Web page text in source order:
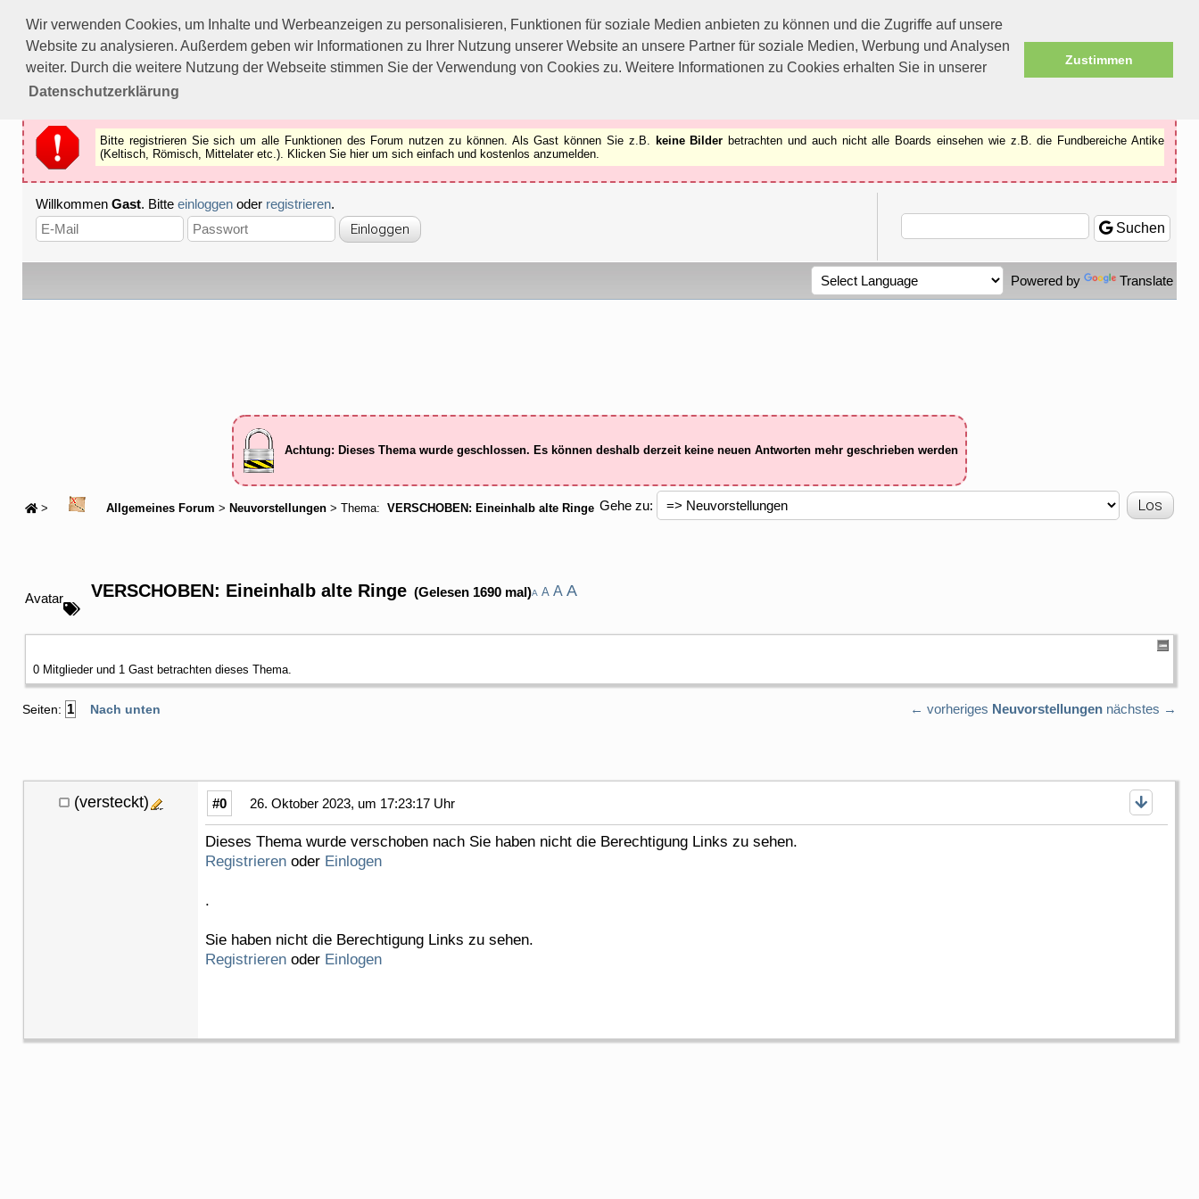
Wir verwenden Cookies, um Inhalte und Werbeanzeigen zu personalisieren, Funktionen für soziale Medien anbieten zu können und die Zugriffe auf unsere
Website zu analysieren. Außerdem geben wir Informationen zu Ihrer Nutzung unserer Website an unsere Partner für soziale Medien, Werbung und Analysen
weiter. Durch die weitere Nutzung der Webseite stimmen Sie der Verwendung von Cookies zu. Weitere Informationen zu Cookies erhalten Sie in unserer
Datenschutzerklärung
Zustimmen
Bitte registrieren Sie sich um alle Funktionen des Forums nutzen zu können.
Als Gast können Sie z.B.keine Bilderbetrachten.
Registrieren
Schliessen
Bitte registrieren Sie sich um alle Funktionen des Forum nutzen zu können. Als Gast können Sie z.B. keine Bilder betrachten und auch nicht alle Boards einsehen wie z.B. die Fundbereiche Antike
(Keltisch, Römisch, Mittelater etc.). Klicken Sie hier um sich einfach und kostenlos anzumelden.
Willkommen Gast. Bitte einloggen oder registrieren.
Suchen
Powered by Translate
Achtung: Dieses Thema wurde geschlossen. Es können deshalb derzeit keine neuen Antworten mehr geschrieben werden
> Allgemeines Forum > Neuvorstellungen > Thema: VERSCHOBEN: Eineinhalb alte Ringe Gehe zu:
Avatar VERSCHOBEN: Eineinhalb alte Ringe (Gelesen 1690 mal)A A A A
0 Mitglieder und 1 Gast betrachten dieses Thema.
Seiten: 1 Nach unten ← vorheriges Neuvorstellungen nächstes →
(versteckt) #0 26. Oktober 2023, um 17:23:17 Uhr
Dieses Thema wurde verschoben nach Sie haben nicht die Berechtigung Links zu sehen.
Registrieren oder Einlogen
.
Sie haben nicht die Berechtigung Links zu sehen.
Registrieren oder Einlogen